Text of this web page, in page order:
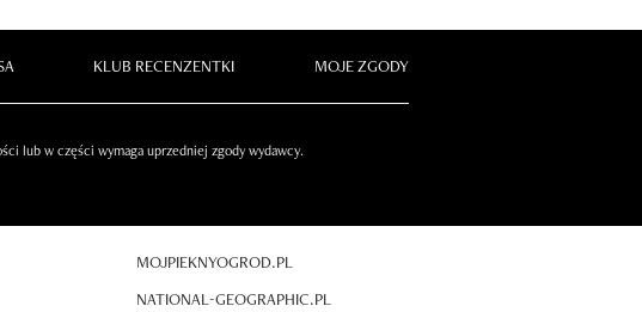
KLUB RECENZENTKI MOJE ZGODY
lub w części wymaga uprzedniej zgody wydawcy.
MOJPIEKNYOGROD.PL
NATIONAL-GEOGRAPHIC.PL